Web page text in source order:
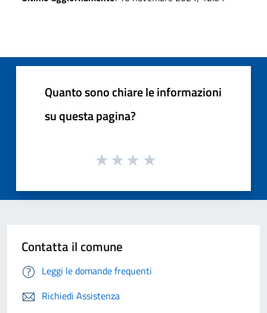
Quanto sono chiare le informazioni
su questa pagina?
Contatta il comune
Leggi le domande frequenti
Richiedi Assistenza